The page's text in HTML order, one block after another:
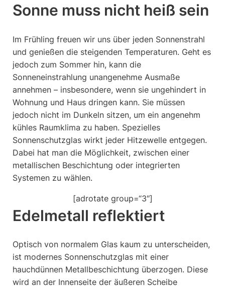
Sonne muss nicht heiß sein
Im Frühling freuen wir uns über jeden Sonnenstrahl
und genießen die steigenden Temperaturen. Geht es
jedoch zum Sommer hin, kann die
Sonneneinstrahlung unangenehme Ausmaße
annehmen – insbesondere, wenn sie ungehindert in
Wohnung und Haus dringen kann. Sie müssen
jedoch nicht im Dunkeln sitzen, um ein angenehm
kühles Raumklima zu haben. Spezielles
Sonnenschutzglas wirkt jeder Hitzewelle entgegen.
Dabei hat man die Möglichkeit, zwischen einer
metallischen Beschichtung oder integrierten
Systemen zu wählen.
[adrotate group=“3″]
Edelmetall reflektiert
Optisch von normalem Glas kaum zu unterscheiden,
ist modernes Sonnenschutzglas mit einer
hauchdünnen Metallbeschichtung überzogen. Diese
wird an der Innenseite der äußeren Scheibe